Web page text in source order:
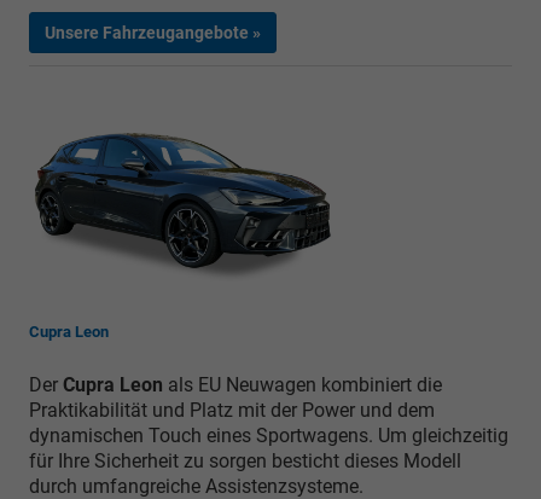
Unsere Fahrzeugangebote »
Cupra Leon
Der Cupra Leon als EU Neuwagen kombiniert die
Praktikabilität und Platz mit der Power und dem
dynamischen Touch eines Sportwagens. Um gleichzeitig
für Ihre Sicherheit zu sorgen besticht dieses Modell
durch umfangreiche Assistenzsysteme.